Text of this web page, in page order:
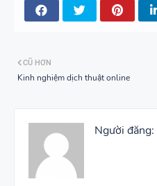
CŨ HƠN
Kinh nghiệm dịch thuật online
Người đăng: